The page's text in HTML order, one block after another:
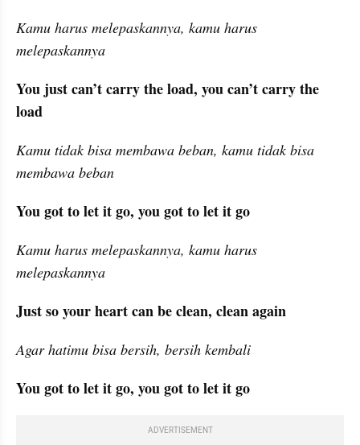
Kamu harus melepaskannya, kamu harus
melepaskannya
You just can’t carry the load, you can’t carry the
load
Kamu tidak bisa membawa beban, kamu tidak bisa
membawa beban
You got to let it go, you got to let it go
Kamu harus melepaskannya, kamu harus
melepaskannya
Just so your heart can be clean, clean again
Agar hatimu bisa bersih, bersih kembali
You got to let it go, you got to let it go
ADVERTISEMENT